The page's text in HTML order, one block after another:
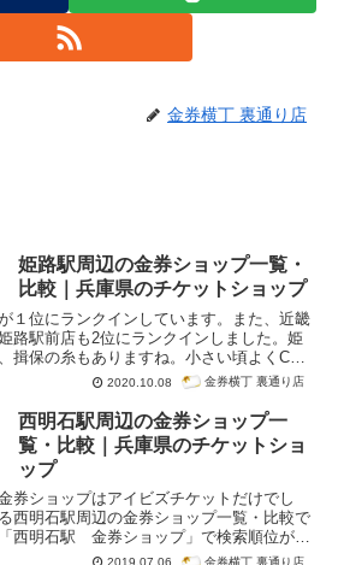
金券横丁 裏通り店
姫路駅周辺の金券ショップ一覧・
比較｜兵庫県のチケットショップ
１位にランクインしています。また、近畿
路駅前店も2位にランクインしました。姫
揖保の糸もありますね。小さい頃よくCM
姫路の名産なんですね。また、姫路駅から
賀保駅・飾磨駅近くに出店する金券ショッ
。今回は兵庫県内にある姫路駅周辺の金券
紹介はグーグル検索「姫路駅 金券ショッ
順番になっています。
2020.10.08 金券横丁 裏通り店
西明石駅周辺の金券ショップ一
覧・比較｜兵庫県のチケットショ
ップ
券ショップはアイビズチケットだけでし
西明石駅周辺の金券ショップ一覧・比較で
西明石駅 金券ショップ」で検索順位が高
2019.07.06 金券横丁 裏通り店